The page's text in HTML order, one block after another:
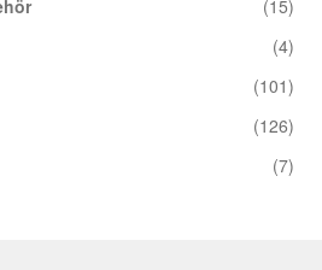
(15)
(4)
(101)
(126)
(7)